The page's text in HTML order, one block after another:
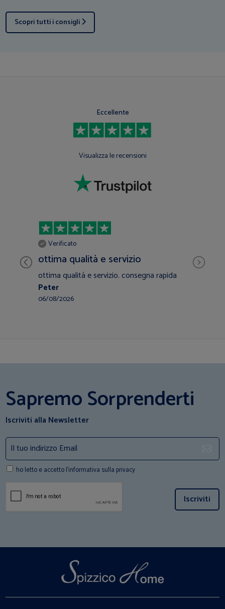
Scopri tutti i consigli
Eccellente
Visualizza le recensioni
Verificato
ottima qualità e servizio
ottima qualità e servizio. consegna rapida
Peter
06/08/2026
Sapremo Sorprenderti
Iscriviti alla Newsletter
ho letto e accetto l'informativa sulla privacy
Iscriviti